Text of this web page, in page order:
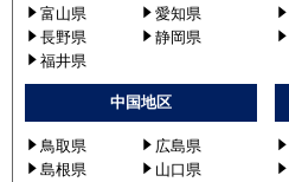
富山県
愛知県
長野県
静岡県
福井県
中国地区
鳥取県
広島県
島根県
山口県